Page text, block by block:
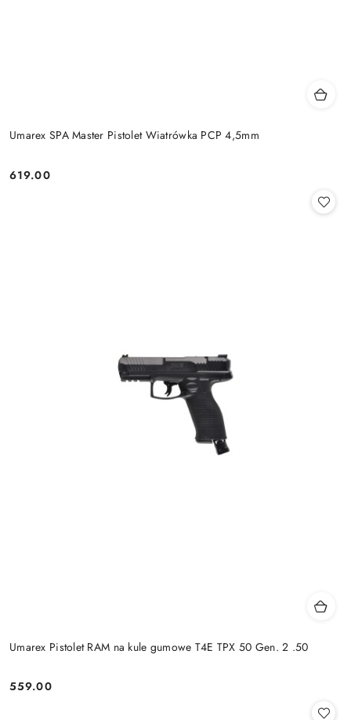
Umarex SPA Master Pistolet Wiatrówka PCP 4,5mm
Cena:
619.00
Umarex Pistolet RAM na kule gumowe T4E TPX 50 Gen. 2 .50
Cena:
559.00